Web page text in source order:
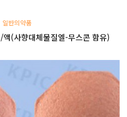
일반의약품
(사향대체물질엘-무스콘 함유)